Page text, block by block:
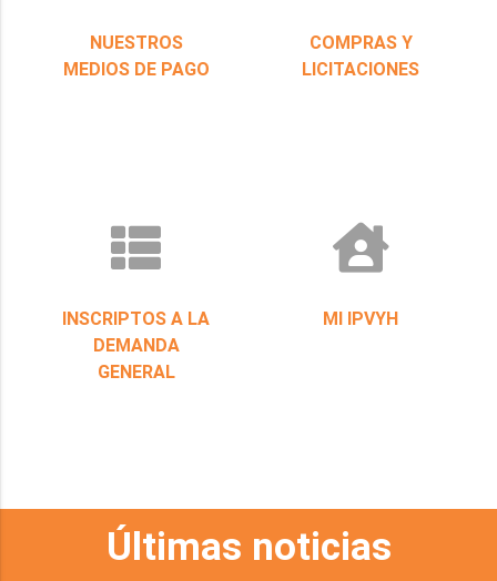
NUESTROS
MEDIOS DE PAGO
COMPRAS Y
LICITACIONES
INSCRIPTOS A LA
DEMANDA
GENERAL
MI IPVYH
Últimas noticias